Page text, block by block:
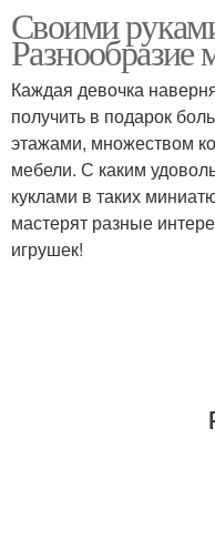
пластиковых бутылок
Кукла на бутылке
Кукла из стеклянных
Своими
Разнообразие
Каждая девочка
получить в подарок
этажами, множеством
мебели. С каким
куклами в таких
мастерят разные
игрушек!